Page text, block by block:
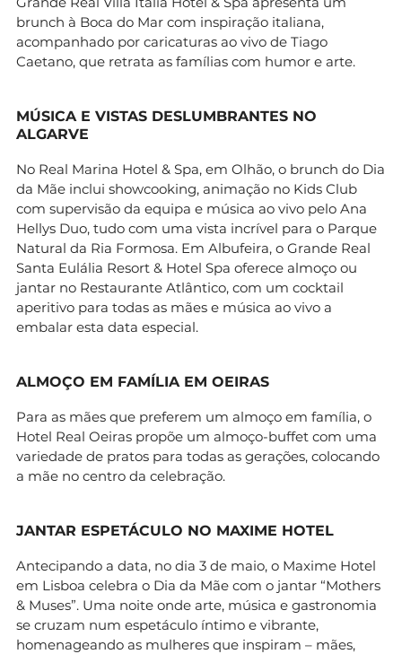
brunch à Boca do Mar com inspiração italiana,
acompanhado por caricaturas ao vivo de Tiago
Caetano, que retrata as famílias com humor e arte.
MÚSICA E VISTAS DESLUMBRANTES NO
ALGARVE
No Real Marina Hotel & Spa, em Olhão, o brunch do Dia
da Mãe inclui showcooking, animação no Kids Club
com supervisão da equipa e música ao vivo pelo Ana
Hellys Duo, tudo com uma vista incrível para o Parque
Natural da Ria Formosa. Em Albufeira, o Grande Real
Santa Eulália Resort & Hotel Spa oferece almoço ou
jantar no Restaurante Atlântico, com um cocktail
aperitivo para todas as mães e música ao vivo a
embalar esta data especial.
ALMOÇO EM FAMÍLIA EM OEIRAS
Para as mães que preferem um almoço em família, o
Hotel Real Oeiras propõe um almoço-buffet com uma
variedade de pratos para todas as gerações, colocando
a mãe no centro da celebração.
JANTAR ESPETÁCULO NO MAXIME HOTEL
Antecipando a data, no dia 3 de maio, o Maxime Hotel
em Lisboa celebra o Dia da Mãe com o jantar “Mothers
& Muses”. Uma noite onde arte, música e gastronomia
se cruzam num espetáculo íntimo e vibrante,
homenageando as mulheres que inspiram – mães,